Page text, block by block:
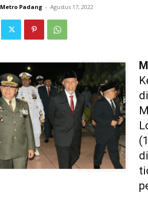
Metro Padang - Agustus 17, 2022